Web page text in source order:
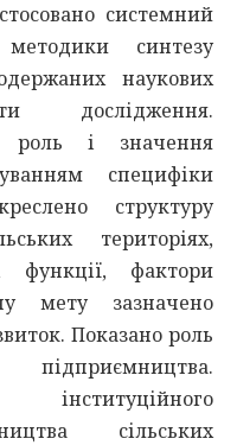
системний
синтезу
наукових
дослідження.
роль і значення
специфіки
структуру
територіях,
функції, фактори
мету зазначено
Показано роль
сільських